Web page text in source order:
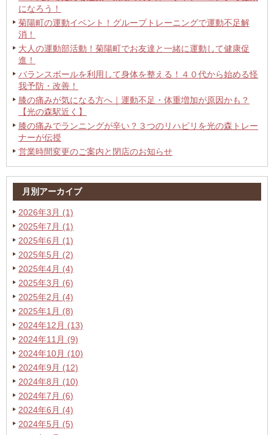
になろう！
菊陽町の運動イベント！グループトレーニングで運動不足解
消！
大人の運動部活動！菊陽町でお友達と一緒に運動して健康促
進！
バランスボールを利用して身体を整える！４０代から始める怪
我予防・改善！
膝の痛みが気になる方へ｜運動不足・体重増加が原因かも？
【光の森駅近く】
膝の痛みでランニングが辛い？３つのリハビリを光の森トレー
ナーが伝授
営業時間変更のご案内と閉店のお知らせ
月別アーカイブ
2026年3月 (1)
2025年7月 (1)
2025年6月 (1)
2025年5月 (2)
2025年4月 (4)
2025年3月 (6)
2025年2月 (4)
2025年1月 (8)
2024年12月 (13)
2024年11月 (9)
2024年10月 (10)
2024年9月 (12)
2024年8月 (10)
2024年7月 (6)
2024年6月 (4)
2024年5月 (5)